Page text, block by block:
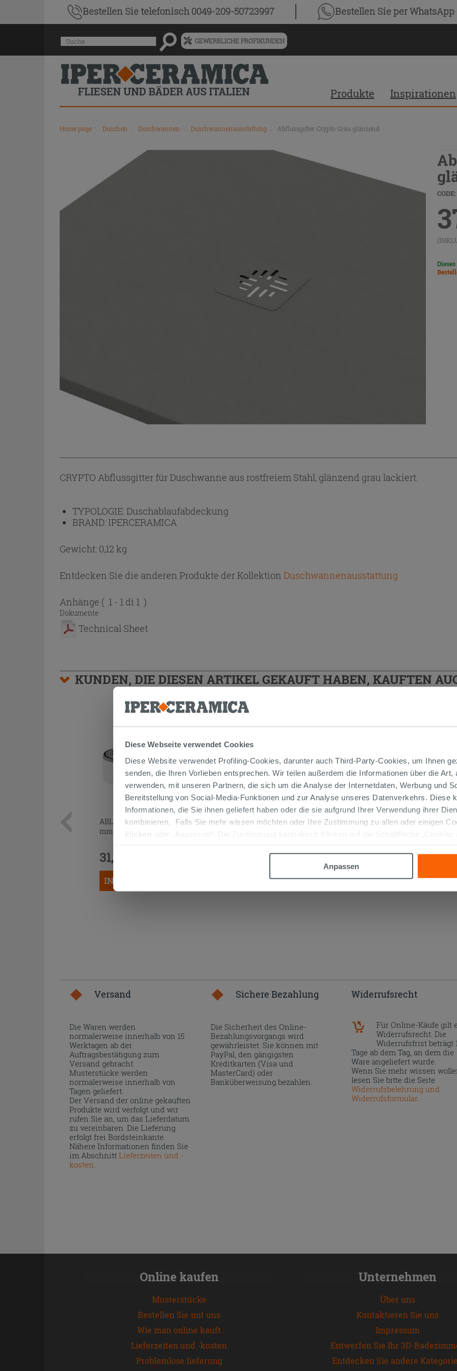
Diese Webseite verwendet Cookies
Diese Website verwendet Profiling-Cookies, darunter auch Third-Party-Cookies, um Ihnen
senden, die Ihren Vorlieben entsprechen. Wir teilen außerdem die Informationen über die
verwenden, mit unseren Partnern, die sich um die Analyse der Internetdaten, Werbung und
Bereitstellung von Social-Media-Funktionen und zur Analyse unseres Datenverkehrs. Diese
Informationen, die Sie ihnen geliefert haben oder die sie aufgrund Ihrer Verwendung ihrer
kombinieren. Falls Sie mehr wissen möchten oder Ihre Zustimmung zu allen oder einigen
klicken
oder „Anpassen“. Die Zustimmung kann durch Klicken auf die Schaltfläche „Cookies
Anpassen
Bestellen Sietelefonisch 0049-209-50723997 Bestellen Sieper WhatsApp
Menü
für
vorgeschlagenen
Siteinhalt
und
Suchprotokoll
Suche GEWERBLICHE PROFIKUNDEN
Produkte Inspirationen
Home page Duschen Duschwannen Duschwannenausstattung Abflussgitter Crypto Grau glänzend
CRYPTO Abflussgitter für Duschwanne aus rostfreiem Stahl, glänzend grau lackiert.
TYPOLOGIE:Duschablaufabdeckung
BRAND: IPERCERAMICA
Gewicht: 0,12 kg
Entdecken Sie die anderen Produkte der Kollektion Duschwannenausstattung
Anhänge ( 1 - 1 di 1 )
Dokumente
Technical Sheet
KUNDEN, DIE DIESEN ARTIKEL GEKAUFT HABEN, KAUFTEN
ABLAUFGARNITUR MADRID Ø 90
mm FLANSCH EDELSTAHL
31,90 €
IN DEN WARENKORB LEGEN
Mehrzweckkleber Weiss 25 kg -
Kerakoll H40 No Limits
26,99 €
IN DEN WARENKORB LEGEN
Versand
Die Waren werden
normalerweise innerhalb von 15
Werktagen ab der
Auftragsbestätigung zum
Versand gebracht.
Musterstücke werden
normalerweise innerhalb von
Tagen geliefert.
Der Versand der online gekauften
Produkte wird verfolgt und wir
rufen Sie an, um das Lieferdatum
zu vereinbaren. Die Lieferung
erfolgt frei Bordsteinkante.
Nähere Informationen finden Sie
im Abschnitt Lieferzeiten und -
kosten.
Sichere Bezahlung
Die Sicherheit des Online-
Bezahlungsvorgangs wird
gewährleistet. Sie können mit
PayPal, den gängigsten
Kreditkarten (Visa und
MasterCard) oder
Banküberweisung bezahlen.
Widerrufsrecht
Für Online-Käufe gilt
Widerrufsrecht. Die
Widerrufsfrist beträgt
Tage ab dem Tag, an dem die
Ware angeliefert wurde.
Wenn Sie mehr wissen
lesen Sie bitte die Seite
Widerrufsbelehrung und
Widerrufsformular.
Online kaufen
Musterstücke
Bestellen Sie mit uns
Wie man online kauft
Lieferzeiten und -kosten
Problemlose lieferung
Unternehmen
Über uns
Kontaktieren Sie uns
Impressum
Entwerfen Sie Ihr 3D-
Entdecken Sie andere